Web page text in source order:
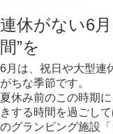
連休がない6
間”を
6月は、祝日や大型連
がちな季節です。
夏休み前のこの時期
きする時間を過ごし
のグランピング施設